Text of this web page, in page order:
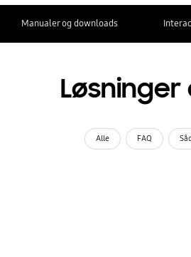
Manualer og downloads
Løsninger
Alle FAQ